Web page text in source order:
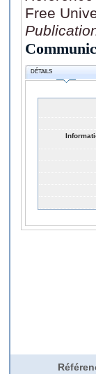
Free
DÉTAILS